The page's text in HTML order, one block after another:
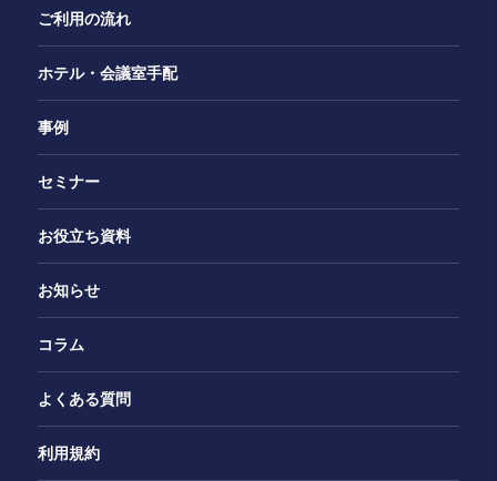
ご利用の流れ
ホテル・会議室手配
事例
セミナー
お役立ち資料
お知らせ
コラム
よくある質問
利用規約